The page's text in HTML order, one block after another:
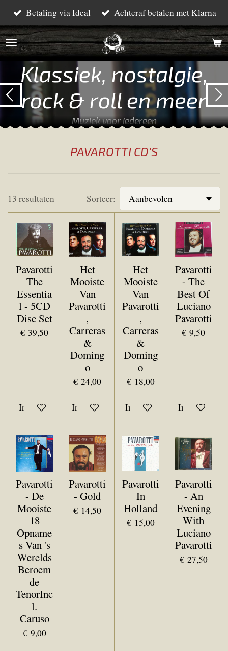
Ga
direct
naar
hoofdinhoud
Betaling via Ideal Achteraf betalen met Klarna
Klassiek, nostalgie,
rock & roll en meer
Muziek voor iedereen
PAVAROTTI CD'S
13 resultaten Sorteer:
Pavarotti
The
Essentia
l - 5CD
Disc Set
€ 39,50
In winkelwagen
Het
Mooiste
Van
Pavarotti
,
Carreras
&
Doming
o
€ 24,00
In winkelwagen
Het
Mooiste
Van
Pavarotti
,
Carreras
&
Doming
o
€ 18,00
In winkelwagen
Pavarotti
- The
Best Of
Luciano
Pavarotti
€ 9,50
In
Pavarotti
- De
Mooiste
18
Opname
s Van 's
Werelds
Beroem
de
TenorInc
l.
Caruso
€ 9,00
Pavarotti
- Gold
€ 14,50
Pavarotti
In
Holland
€ 15,00
Pavarotti
- An
Evening
With
Luciano
Pavarotti
€ 27,50